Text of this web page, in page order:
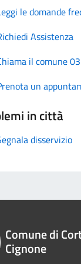
le domande
Assistenza
il comune
un
in città
disservizio
Comune di
Cignone